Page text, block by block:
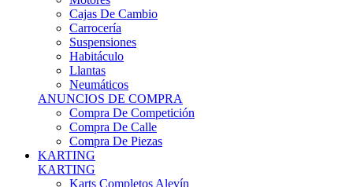
Carrocería
Suspensiones
Habitáculo
Llantas
Neumáticos
ANUNCIOS DE COMPRA
Compra De Competición
Compra De Calle
Compra De Piezas
KARTING
KARTING
Karts Completos Alevín
Karts Completos Cadete